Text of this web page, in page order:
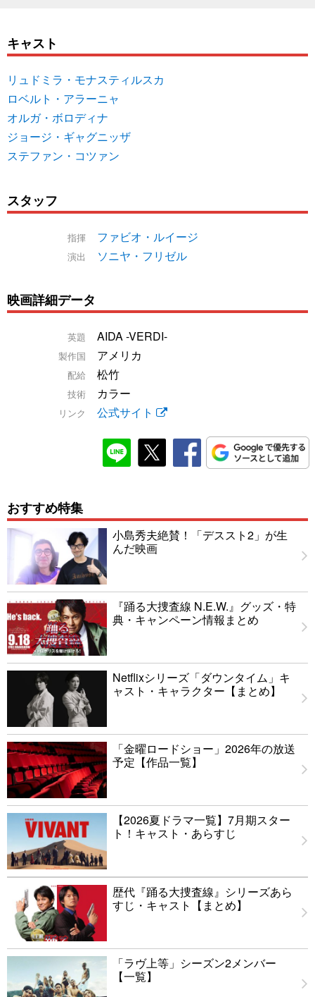
キャスト
リュドミラ・モナスティルスカ
ロベルト・アラーニャ
オルガ・ボロディナ
ジョージ・ギャグニッザ
ステファン・コツァン
スタッフ
指揮 ファビオ・ルイージ
演出 ソニヤ・フリゼル
映画詳細データ
英題 AIDA -VERDI-
製作国 アメリカ
配給 松竹
技術 カラー
リンク 公式サイト
おすすめ特集
小島秀夫絶賛！「デススト2」が生
んだ映画
『踊る大捜査線 N.E.W.』グッズ・特
典・キャンペーン情報まとめ
Netflixシリーズ「ダウンタイム」キ
ャスト・キャラクター【まとめ】
「金曜ロードショー」2026年の放送
予定【作品一覧】
【2026夏ドラマ一覧】7月期スター
ト！キャスト・あらすじ
歴代『踊る大捜査線』シリーズあら
すじ・キャスト【まとめ】
「ラヴ上等」シーズン2メンバー
【一覧】